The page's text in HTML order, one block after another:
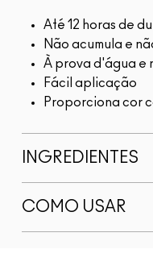
Até 12 horas de
Não acumula e
À prova d'água e
Fácil aplicação
Proporciona cor
INGREDIENTES
COMO USAR